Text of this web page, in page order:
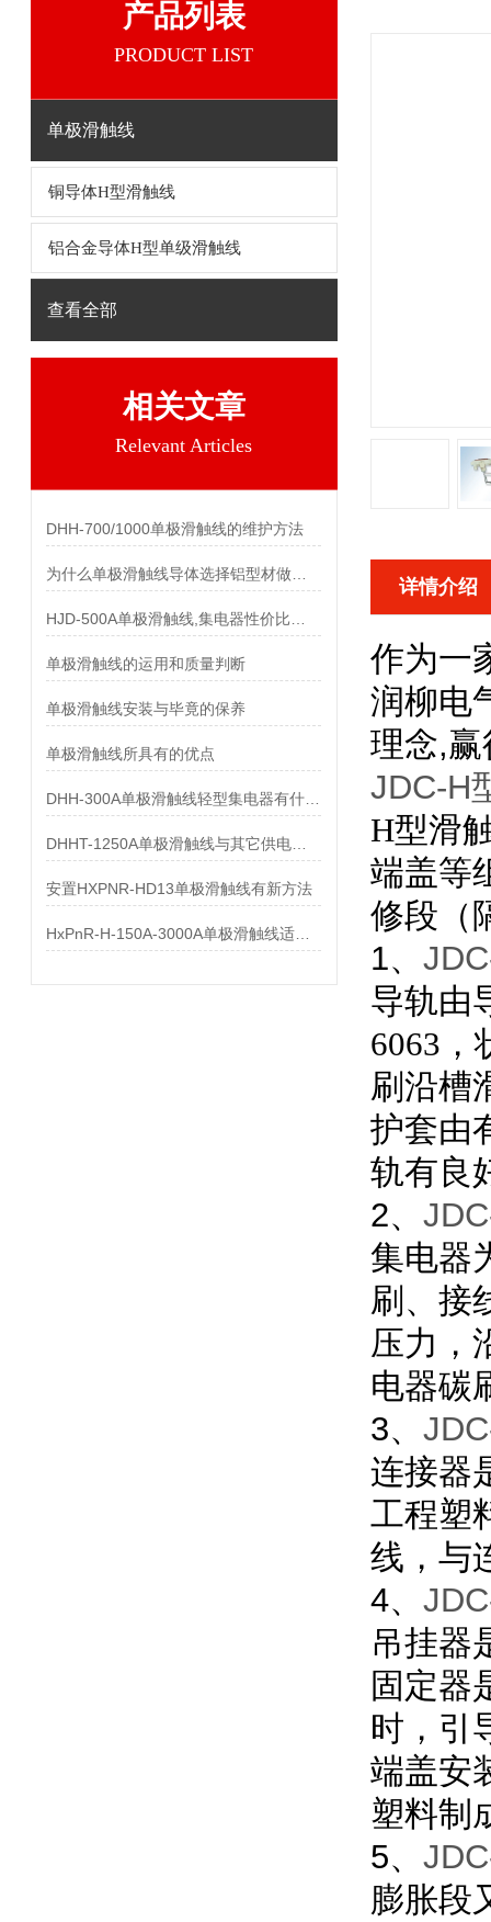
产品列表
PRODUCT LIST
单极滑触线
铜导体H型滑触线
铝合金导体H型单级滑触线
查看全部
相关文章
Relevant Articles
DHH-700/1000单极滑触线的维护方法
单极滑触线的运用和质量判断
单极滑触线安装与毕竟的保养
单极滑触线所具有的优点
安置HXPNR-HD13单极滑触线有新方法
详情介绍
作为一
润柳电
理念,
JDC-H
H型滑
端盖等
修段（
1、
导轨由
6063，
刷沿槽
护套由
轨有良
2、
集电器
刷、接
压力，
电器碳
3、
连接器
工程塑
线，与
4、
吊挂器
固定器
时，引
端盖安
塑料制
5、
膨胀段